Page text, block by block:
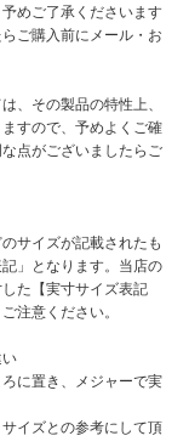
めご了承くださいます
ご購入前にメール・お
、その製品の特性上、
すので、予めよくご確
点がございましたらご
サイズが記載されたも
」となります。当店の
た【実寸サイズ表記
注意ください。
に置き、メジャーで実
イズとの参考にして頂